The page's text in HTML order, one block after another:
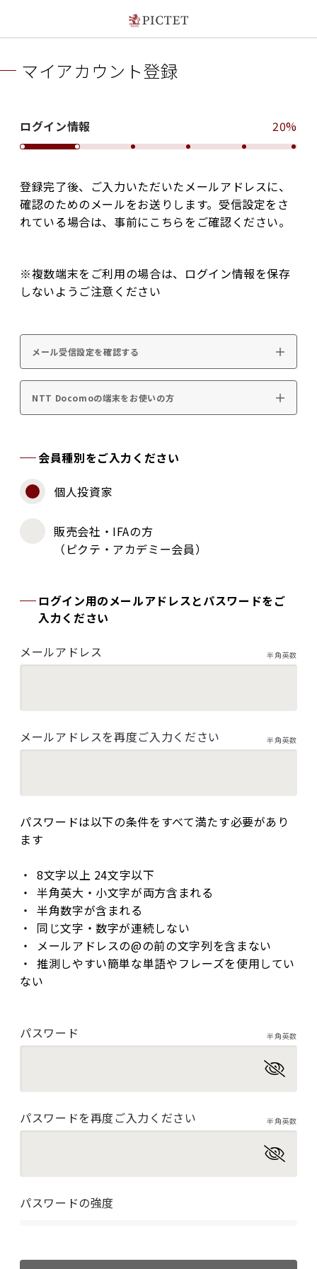
マイアカウント登録
ログイン情報 20%
登録完了後、ご入力いただいたメールアドレスに、
確認のためのメールをお送りします。受信設定をさ
れている場合は、事前にこちらをご確認ください。
※複数端末をご利用の場合は、ログイン情報を保存
しないようご注意ください
メール受信設定を確認する
NTT Docomoの端末をお使いの方
会員種別をご入力ください
個人投資家
販売会社・IFAの方
（ピクテ・アカデミー会員）
ログイン用のメールアドレスとパスワードをご
入力ください
メールアドレス
半角英数
メールアドレスを再度ご入力ください 半角英数
パスワードは以下の条件をすべて満たす必要があり
ます
8文字以上 24文字以下
半角英大・小文字が両方含まれる
半角数字が含まれる
同じ文字・数字が連続しない
メールアドレスの@の前の文字列を含まない
推測しやすい簡単な単語やフレーズを使用してい
ない
パスワード 半角英数
パスワードを再度ご入力ください 半角英数
パスワードの強度